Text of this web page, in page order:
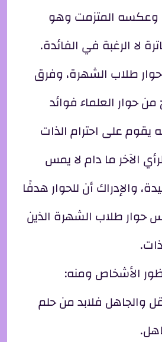
وعكسه المتزمت وهو
لا الرغبة في الفائدة.
وحوار طلاب الشهرة، وفرق
من حوار العلماء فوائد
يقوم على احترام الذات
الآخر ما دام لا يمس
والإدراك أن للحوار هدفًا
حوار طلاب الشهرة الذين
الأشخاص ومنه:
والجاهل فلابد من حلم